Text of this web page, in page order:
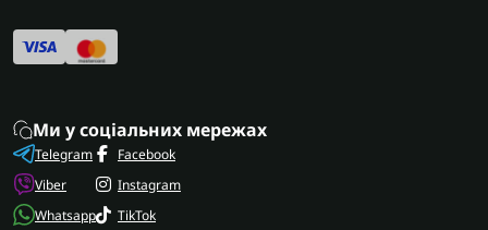
Ми у соціальних мережах
Telegram
Viber
Whatsapp
Facebook
Instagram
TikTok